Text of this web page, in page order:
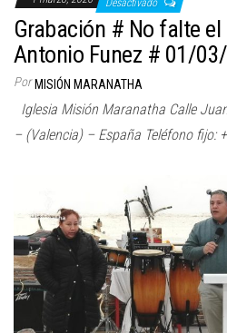
Desactivado
Grabación # No falte el
Antonio Funez # 01/
Por MISIÓN MARANATHA
Iglesia Misión Maranatha Calle
– (Valencia) – España Teléfono fijo: